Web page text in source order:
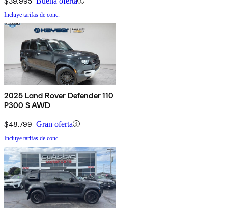
Incluye tarifas de conc.
2025 Land Rover Defender 110
P300 S AWD
$48,799 Gran oferta
Incluye tarifas de conc.